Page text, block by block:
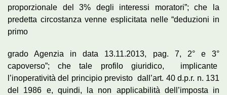
proporzionale del 3% degli interessi moratori”; che la
predetta circostanza venne esplicitata nelle “deduzioni in
primo
grado Agenzia in data 13.11.2013, pag. 7, 2° e 3°
capoverso”; che tale profilo giuridico, implicante
l’inoperatività del principio previsto dall’art. 40 d.p.r. n. 131
del 1986 e, quindi, la non applicabilità dell’imposta in